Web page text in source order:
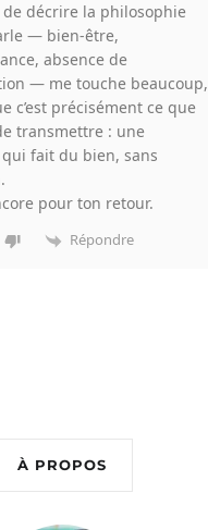
de décrire la philosophie
— bien-être,
absence de
— me touche beaucoup,
c’est précisément ce que
transmettre : une
fait du bien, sans
pour ton retour.
Répondre
À PROPOS